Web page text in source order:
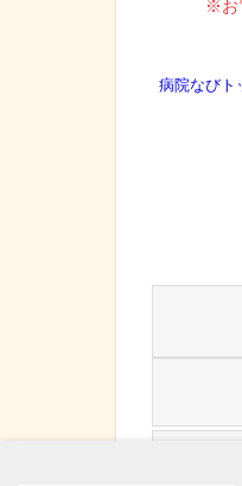
※お
病院なびト